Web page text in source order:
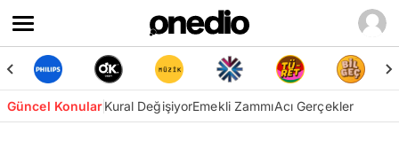
Güncel KonularKural DeğişiyorEmekli ZammıAcı Gerçekler